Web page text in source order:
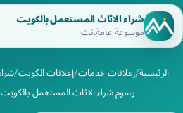
شراء الاثاث المستعمل بالكويت
موسوعة عامة.نت
الرئيسية إعلانات خدمات إعلانات الكويت
وسوم شراء الاثاث المستعمل بالكويت